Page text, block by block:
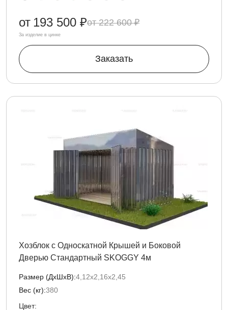
222 600 ₽
от 193 500 ₽
За изделие в цинке
Заказать
Хозблок с Односкатной Крышей и Боковой
Дверью Стандартный SKOGGY 4м
Размер (ДxШxВ):4,12х2,16х2,45
Вес (кг):380
Цвет: